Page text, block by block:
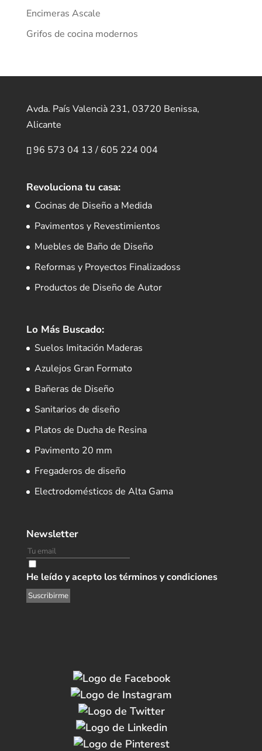
Encimeras Ascale
Grifos de cocina modernos
Avda. País Valencià 231, 03720 Benissa,
Alicante
96 573 04 13/ 605 224 004
Revoluciona tu casa:
Cocinas de Diseño a Medida
Pavimentos y Revestimientos
Muebles de Baño de Diseño
Reformas y Proyectos Finalizadoss
Productos de Diseño de Autor
Lo Más Buscado:
Suelos Imitación Maderas
Azulejos Gran Formato
Bañeras de Diseño
Sanitarios de diseño
Platos de Ducha de Resina
Pavimento 20 mm
Fregaderos de diseño
Electrodomésticos de Alta Gama
Newsletter
He leído y acepto los términos y condiciones